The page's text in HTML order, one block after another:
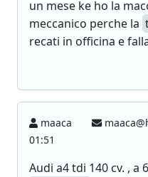
un mese ke ho la
meccanico perche la
recati in officina e
maaca
01:51
Audi a4 tdi 140 cv. , a